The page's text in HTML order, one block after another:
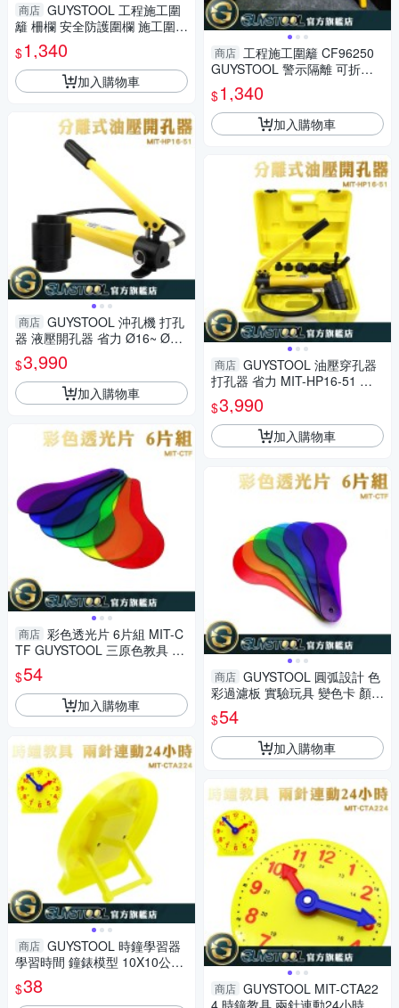
商店 GUYSTOOL 工程施工圍
籬 柵欄 安全防護圍欄 施工圍欄
摺疊護欄 警示隔離 耐水耐腐 M
IT-CF96250
$1,340
加入購物車
商店 GUYSTOOL 沖孔機 打孔
器 液壓開孔器 省力 Ø16~ Ø51
mm 電櫃銅排開圓孔 模具6個
限宅配
$3,990
加入購物車
商店 彩色透光片 6片組 MIT-C
TF GUYSTOOL 三原色教具 色
彩過濾板 顏色疊加 變色卡
$54
加入購物車
商店 GUYSTOOL 時鐘學習器
學習時間 鐘錶模型 10X10公分
教學時鐘 時鐘模型 幼教 時間觀
念 教材
$38
商店 工程施工圍籬 CF96250
GUYSTOOL 警示隔離 可折疊
伸縮 醒目 摺疊護欄 施工 安全
防護圍欄 室內裝潢
$1,340
加入購物車
商店 GUYSTOOL 油壓穿孔器
打孔器 省力 MIT-HP16-51 分
離式 附6模具 液壓開孔 油壓開
孔器 沖孔機
$3,990
加入購物車
商店 GUYSTOOL 圓弧設計 色
彩過濾板 實驗玩具 變色卡 顏色
疊加 三原色教具 MIT-CTF 防
滑紋理
$54
加入購物車
商店 GUYSTOOL MIT-CTA22